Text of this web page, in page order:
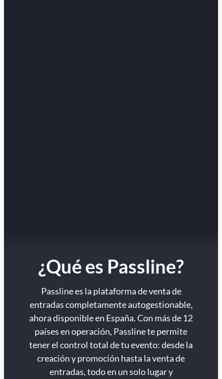
¿Qué es Passline?
Passline es la plataforma de venta de
entradas completamente autogestionable,
ahora disponible en España. Con más de 12
países en operación, Passline te permite
tener el control total de tu evento: desde la
creación y promoción hasta la venta de
entradas, todo en un solo lugar y